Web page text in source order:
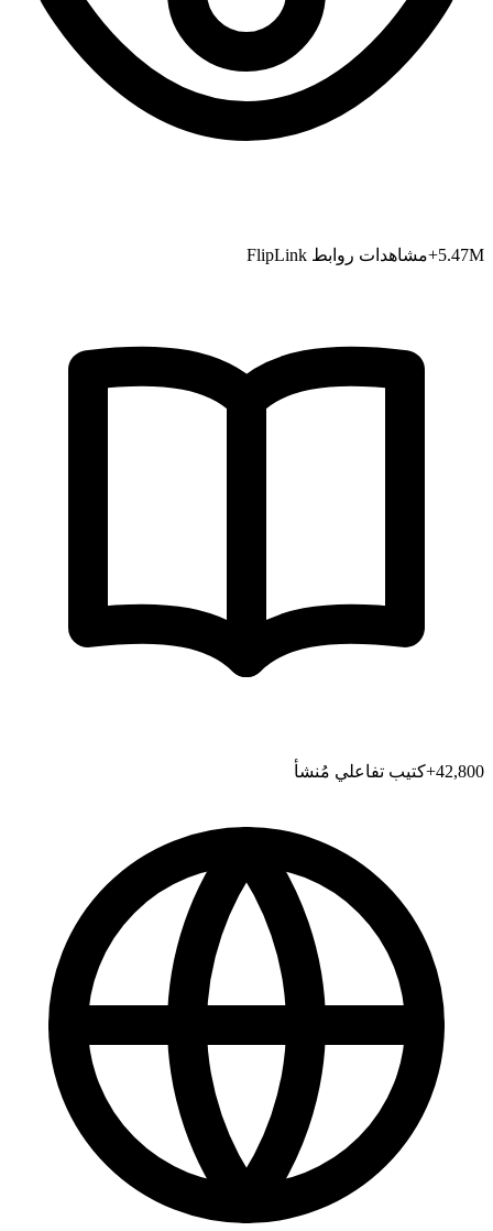
5.47M+ مشاهدات روابط FlipLink
42,800
+كتيب تفاعلي مُنشأ